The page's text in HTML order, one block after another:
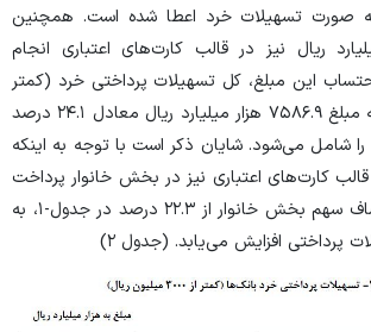
درصد به صورت تسهیلات خرد اعطا شده است. همچنین
هزار میلیارد ریال نیز در قالب کارت‌های اعتباری انجام
این مبلغ، کل تسهیلات پرداختی خرد (کمتر
از سه میلیارد ریال) به مبلغ ۷۵۸۶.۹ هزار میلیارد ریال معادل ۲۴.۱ درصد
شامل می‌شود. شایان ذکر است با توجه به اینکه
کارت‌های اعتباری نیز در بخش خانوار پرداخت
شده است، با این اوصاف سهم بخش خانوار از ۲۲.۳ درصد در جدول‏-۱، به